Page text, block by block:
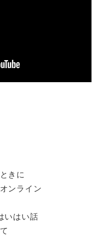
きに
ンライン
いはい話